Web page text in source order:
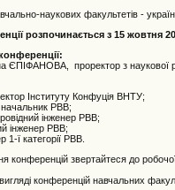
наукових факультетів -
розпочинається з 15 жовтня
ЄПІФАНОВА, проректор з наукової
Інституту Конфуція ВНТУ;
РВВ;
інженер РВВ;
інженер РВВ;
1-ї категорії РВВ.
конференцій звертайтеся до
конференцій навчальних